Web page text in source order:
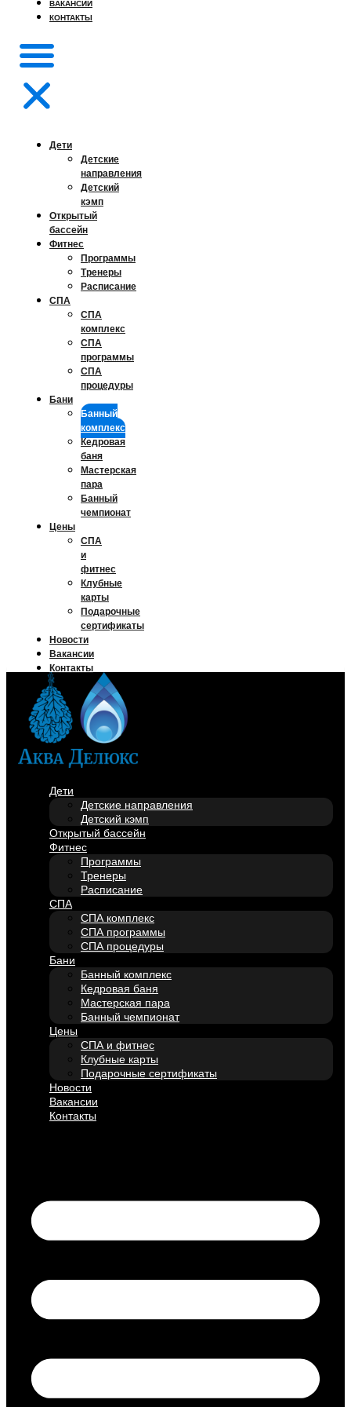
ВАКАНСИИ
КОНТАКТЫ
Дети
Детские
направления
Детский
кэмп
Открытый
бассейн
Фитнес
Программы
Тренеры
Расписание
СПА
СПА
комплекс
СПА
программы
СПА
процедуры
Бани
Банный
комплекс
Кедровая
баня
Мастерская
пара
Банный
чемпионат
Цены
СПА
и
фитнес
Клубные
карты
Подарочные
сертификаты
Новости
Вакансии
Контакты
Дети
Детские направления
Детский кэмп
Открытый бассейн
Фитнес
Программы
Тренеры
Расписание
СПА
СПА комплекс
СПА программы
СПА процедуры
Бани
Банный комплекс
Кедровая баня
Мастерская пара
Банный чемпионат
Цены
СПА и фитнес
Клубные карты
Подарочные сертификаты
Новости
Вакансии
Контакты